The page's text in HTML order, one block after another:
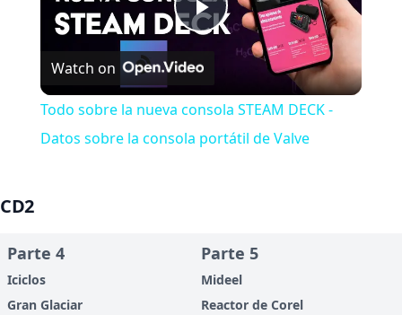
Play
Watch on
Todo sobre la nueva consola STEAM DECK -
Datos sobre la consola portátil de Valve
CD2
Parte 4
Iciclos
Gran Glaciar
Parte 5
Mideel
Reactor de Corel